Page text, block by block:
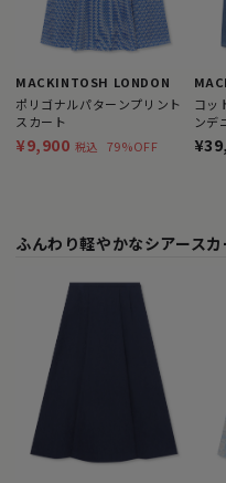
MACKINTOSH LONDON
ポリゴナルパターンプリント
スカート
¥9,900 税込 79%OFF
コッ
ンデ
ふんわり軽やかなシアースカ